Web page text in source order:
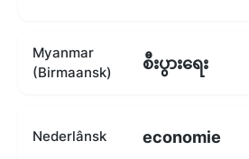
Myanmar
(Birmaansk)
စီးပွားရေး
Nederlânsk economie